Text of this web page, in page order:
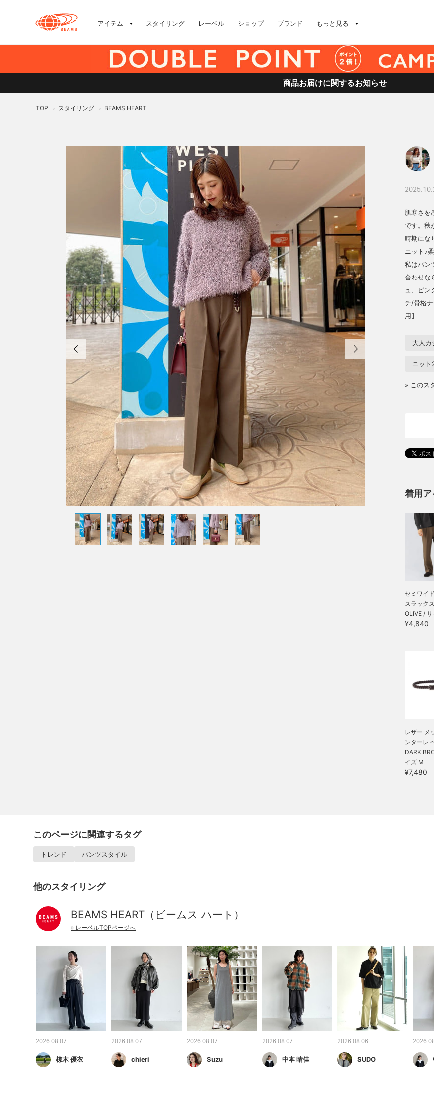
アイテム スタイリング レーベル ショップ ブランド もっと見る
商品お届けに関するお知らせ
TOP > スタイリング > BEAMS HEART
肌寒さを
です。秋
時期にな
ニット♪
私はパン
合わせな
ュ、ピン
チ/骨格
用】
大人カ
ニット
» このス
着用ア
セミワイ
スラックス
OLIVE / サ
¥4,840
レザー メ
ンターレ
DARK
イズ M
¥7,480
このページに関連するタグ
トレンド パンツスタイル
他のスタイリング
BEAMS HEART（ビームス ハート）
» レーベルTOPページへ
2026.08.07
椋木 優衣
2026.08.07
chieri
2026.08.07
Suzu
2026.08.07
中本 晴佳
2026.08.06
SUDO